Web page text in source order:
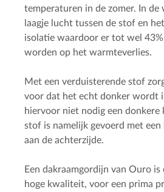
temperaturen in de zomer. In
laagje lucht tussen de stof en
isolatie waardoor er tot wel 43%
worden op het warmteverlies.
Met een verduisterende stof
voor dat het echt donker wordt
hiervoor niet nodig een donkere
stof is namelijk gevoerd met
aan de achterzijde.
Een dakraamgordijn van Ouro
hoge kwaliteit, voor een prima